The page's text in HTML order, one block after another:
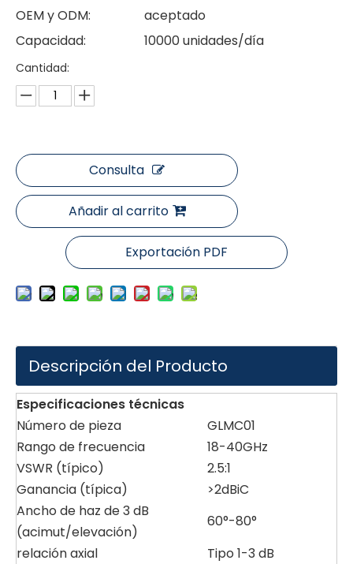
OEM y ODM:
aceptado
Capacidad:
10000 unidades/día
Cantidad:
Consulta
Añadir al carrito
Exportación PDF
Descripción del Producto
Especificaciones técnicas
Número de pieza
GLMC01
Rango de frecuencia
18-40GHz
VSWR (típico)
2.5:1
Ganancia (típica)
>2dBiC
Ancho de haz de 3 dB
(acimut/elevación)
60°-80°
relación axial
Tipo 1-3 dB